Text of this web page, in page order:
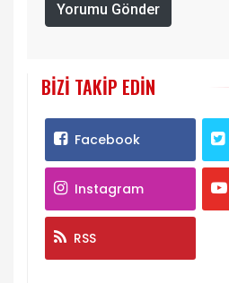
Yorumu Gönder
BIZI TAKIP EDIN
Facebook
Instagram
RSS